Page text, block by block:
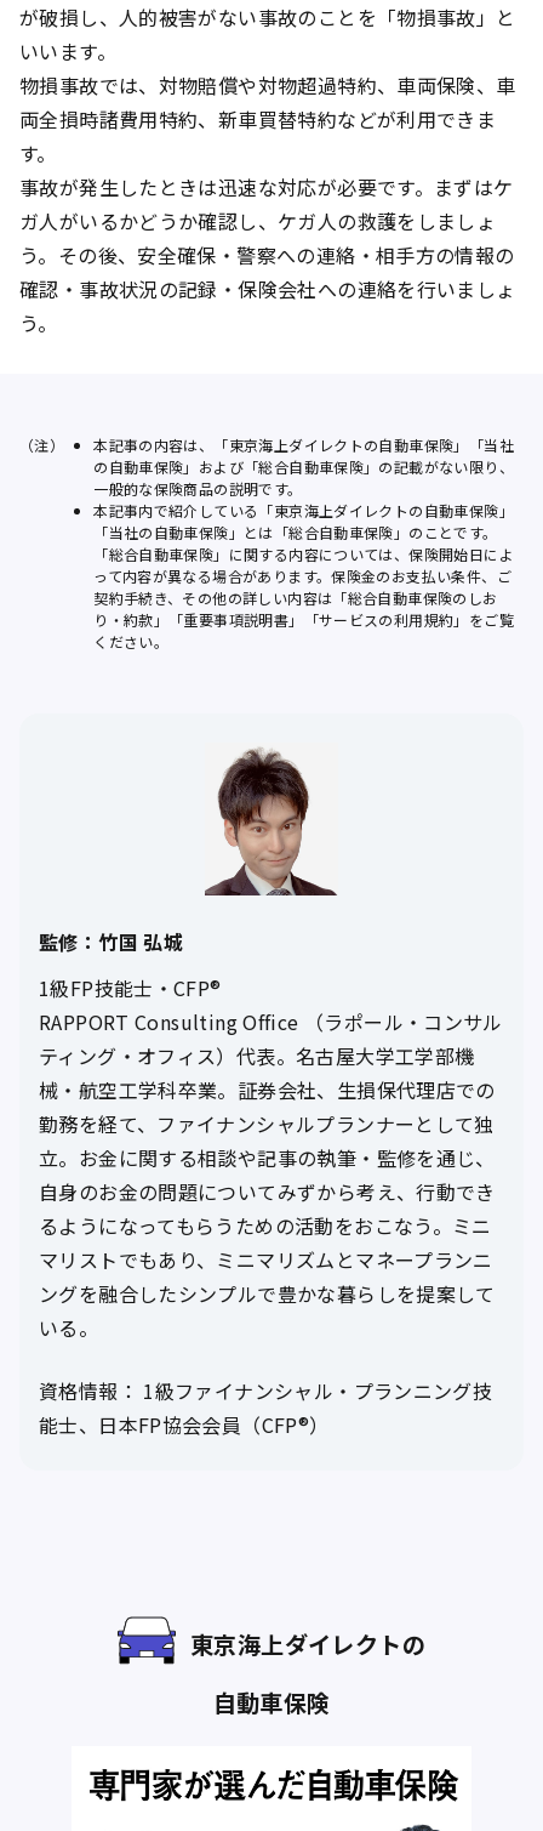
が破損し、人的被害がない事故のことを「物損事故」と
いいます。
物損事故では、対物賠償や対物超過特約、車両保険、車
両全損時諸費用特約、新車買替特約などが利用できま
す。
事故が発生したときは迅速な対応が必要です。まずはケ
ガ人がいるかどうか確認し、ケガ人の救護をしましょ
う。その後、安全確保・警察への連絡・相手方の情報の
確認・事故状況の記録・保険会社への連絡を行いましょ
う。
（注）
本記事の内容は、「東京海上ダイレクトの自動車保険」「当社
の自動車保険」および「総合自動車保険」の記載がない限り、
一般的な保険商品の説明です。
本記事内で紹介している「東京海上ダイレクトの自動車保険」
「当社の自動車保険」とは「総合自動車保険」のことです。
「総合自動車保険」に関する内容については、保険開始日によ
って内容が異なる場合があります。保険金のお支払い条件、ご
契約手続き、その他の詳しい内容は「総合自動車保険のしお
り・約款」「重要事項説明書」「サービスの利用規約」をご覧
ください。
監修：竹国 弘城
1級FP技能士・CFP®
RAPPORT Consulting Office （ラポール・コンサル
ティング・オフィス）代表。名古屋大学工学部機
械・航空工学科卒業。証券会社、生損保代理店での
勤務を経て、ファイナンシャルプランナーとして独
立。お金に関する相談や記事の執筆・監修を通じ、
自身のお金の問題についてみずから考え、行動でき
るようになってもらうための活動をおこなう。ミニ
マリストでもあり、ミニマリズムとマネープランニ
ングを融合したシンプルで豊かな暮らしを提案して
いる。
資格情報： 1級ファイナンシャル・プランニング技
能士、日本FP協会会員（CFP®）
東京海上ダイレクトの
自動車保険